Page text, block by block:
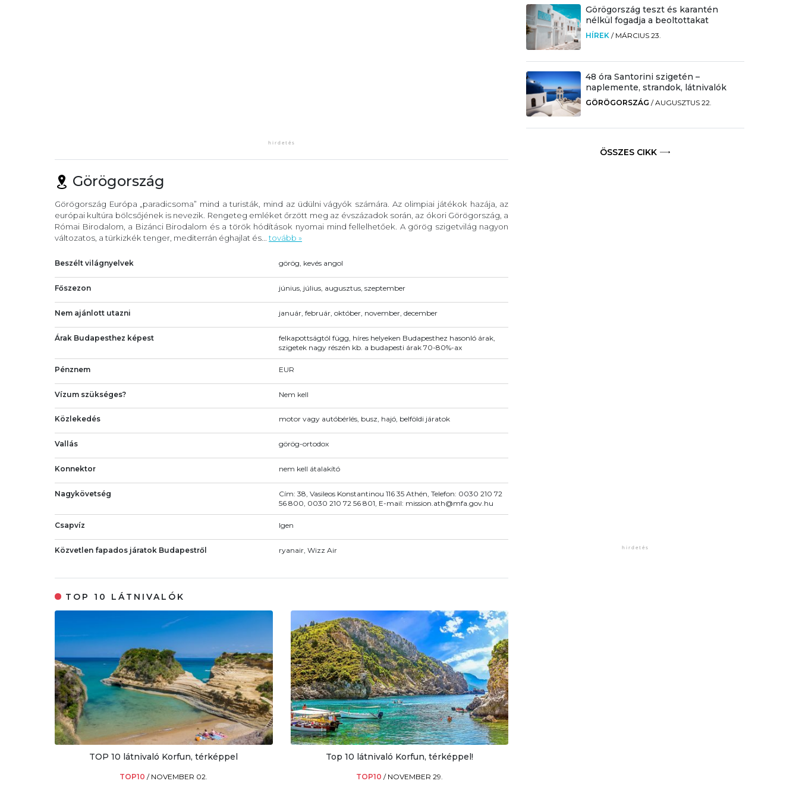
Görögország
Görögország Európa „paradicsoma” mind a turisták, mind az üdülni vágyók számára. Az olimpiai játékok hazája, az
európai kultúra bölcsőjének is nevezik. Rengeteg emléket őrzött meg az évszázadok során, az ókori Görögország, a
Római Birodalom, a Bizánci Birodalom és a török hódítások nyomai mind fellelhetőek. A görög szigetvilág nagyon
változatos, a türkizkék tenger, mediterrán éghajlat és... tovább »
Beszélt világnyelvek görög, kevés angol
Főszezon június, július, augusztus, szeptember
Nem ajánlott utazni január, február, október, november, december
Árak Budapesthez képest
felkapottságtól függ, híres helyeken Budapesthez hasonló árak,
szigetek nagy részén kb. a budapesti árak 70-80%-ax
Pénznem EUR
Vízum szükséges? Nem kell
Közlekedés motor vagy autóbérlés, busz, hajó, belföldi járatok
Vallás görög-ortodox
Konnektor nem kell átalakító
Nagykövetség
Cím: 38, Vasileos Konstantinou 116 35 Athén, Telefon: 0030 210 72
56 800, 0030 210 72 56 801, E-mail: mission.ath@mfa.gov.hu
Csapvíz Igen
Közvetlen fapados járatok Budapestről ryanair, Wizz Air
TOP 10 LÁTNIVALÓK
TOP 10 látnivaló Korfun, térképpel
TOP10/ NOVEMBER 02.
Top 10 látnivaló Korfun, térképpel!
TOP10 / NOVEMBER 29.
Görögország teszt és karantén
nélkül fogadja a beoltottakat
HÍREK / MÁRCIUS 23.
48 óra Santorini szigetén –
naplemente, strandok, látnivalók
GÖRÖGORSZÁG /AUGUSZTUS 22.
ÖSSZES CIKK